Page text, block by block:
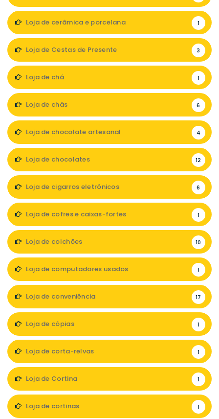
Loja de cerâmica e porcelana 1
Loja de Cestas de Presente 3
Loja de chá 1
Loja de chás 6
Loja de chocolate artesanal 4
Loja de chocolates 12
Loja de cigarros eletrónicos 6
Loja de cofres e caixas-fortes 1
Loja de colchões 10
Loja de computadores usados 1
Loja de conveniência 17
Loja de cópias 1
Loja de corta-relvas 1
Loja de Cortina 1
Loja de cortinas 1